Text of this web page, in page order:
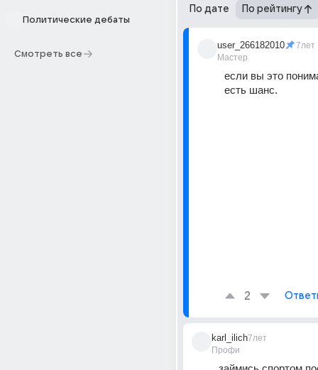
Политические дебаты
Смотреть все
По дате По рейтингу
user_266182010
Мастер
7лет
если вы это
есть шанс.
2
karl_ilich
Профи
7лет